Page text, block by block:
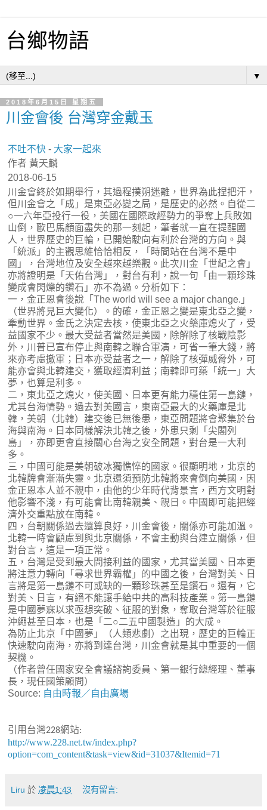
台鄉物語
▼
2018年6月15日 星期五
川金會後 台灣穿金戴玉
不吐不快 - 大家一起來
作者 黃天麟
2018-06-15
川金會終於如期舉行，其過程撲朔迷離，世界為此捏把汗，
但川金會之「成」是東亞必變之局，是歷史的必然。自從二
○一六年亞投行一役，美國在國際政經勢力的爭奪上兵敗如
山倒，歐巴馬顏面盡失的那一刻起，筆者就一直在提醒國
人，世界歷史的巨輪，已開始駛向有利於台灣的方向。與
「統派」的主觀思維恰恰相反，「時間站在台灣不是中
國」，台灣地位及安全越來越樂觀。此次川金「世紀之會」
亦將證明是「天佑台灣」，對台有利，說一句「由一顆珍珠
變成會閃爍的鑽石」亦不為過。分析如下：
一，金正恩會後說「The world will see a major change.」
（世界將見巨大變化）。的確，金正恩之變是東北亞之變，
牽動世界。金氏之決定去核，使東北亞之火藥庫熄火了，受
益國家不少。最大受益者當然是美國，除解除了核戰陰影
外，川普已宣布停止與南韓之聯合軍演，可省一筆大錢，將
來亦考慮撤軍；日本亦受益者之一，解除了核彈威脅外，可
能亦會與北韓建交，獲取經濟利益；南韓即可築「統一」大
夢，也算是利多。
二，東北亞之熄火，使美國、日本更有能力穩住第一島鏈，
尤其台海情勢。過去對美國言，東南亞最大的火藥庫是北
韓，美朝（北韓）建交後已無後患，東亞問題將會聚集於台
海與南海。日本同樣解決北韓之後，外患只剩「尖閣列
島」，亦即更會直接關心台海之安全問題，對台是一大利
多。
三，中國可能是美朝破冰獨憔悴的國家。很顯明地，北京的
北韓牌會漸漸失靈。北京還須預防北韓將來會倒向美國，因
金正恩本人並不親中，由他的少年時代背景言，西方文明對
他影響不淺，有可能會比南韓親美、親日。中國即可能把經
濟外交重點放在南韓。
四，台朝關係過去還算良好，川金會後，關係亦可能加溫。
北韓一時會顧慮到與北京關係，不會主動與台建立關係，但
對台言，這是一項正常。
五，台灣是受到最大間接利益的國家，尤其當美國、日本更
將注意力轉向「尋求世界霸權」的中國之後，台灣對美、日
言將是第一島鏈不可或缺的一顆珍珠甚至是鑽石。還有，它
對美、日言，有絕不能讓手給中共的高科技產業。第一島鏈
是中國夢寐以求亟想突破、征服的對象，奪取台灣等於征服
沖繩甚至日本，也是「二○二五中國製造」的大成。
為防止北京「中國夢」（人類悲劇）之出現，歷史的巨輪正
快速駛向南海，亦將到達台灣，川金會就是其中重要的一個
契機。
（作者曾任國家安全會議諮詢委員、第一銀行總經理、董事
長，現任國策顧問）
Source: 自由時報／自由廣場
引用台灣228網站:
http://www.228.net.tw/index.php?
option=com_content&task=view&id=31037&Itemid=71
Liru 於 凌晨1:43 沒有留言: